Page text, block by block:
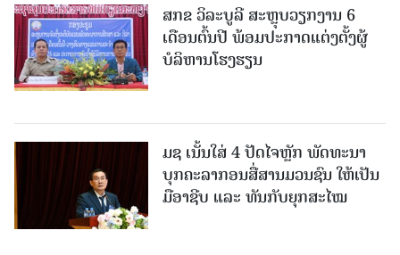
ສກຂ ວິລະບູລີ ສະຫຼຸບວຽກງານ 6
ເດືອນຕົ້ນປີ ພ້ອມປະກາດແຕ່ງຕັ້ງຜູ້
ບໍລິຫານໂຮງຮຽນ
ມຊ ເນັ້ນໃສ່ 4 ປັດໄຈຫຼັກ ພັດທະນາ
ບຸກຄະລາກອນສື່ສານມວນຊົນ ໃຫ້ເປັນ
ມືອາຊີບ ແລະ ທັນກັບຍຸກສະໄໝ